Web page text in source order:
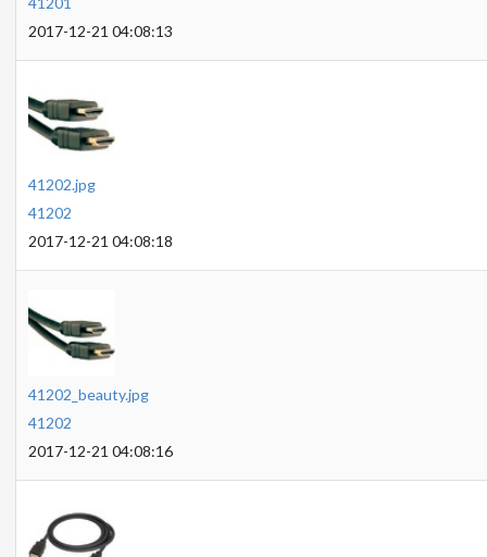
2017-12-21 04:08:13
41202.jpg
41202
2017-12-21 04:08:18
41202_beauty.jpg
41202
2017-12-21 04:08:16